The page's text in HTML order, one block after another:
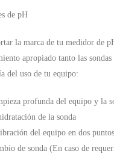
de pH
la marca de tu medidor de
apropiado tanto las
del uso de tu equipo:
profunda del equipo y la
de la sonda
del equipo en dos
de sonda (En caso de